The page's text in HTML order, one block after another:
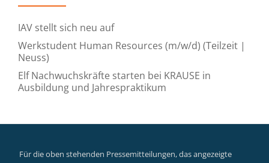
IAV stellt sich neu auf
Werkstudent Human Resources (m/w/d) (Teilzeit |
Neuss)
Elf Nachwuchskräfte starten bei KRAUSE in
Ausbildung und Jahrespraktikum
Für die oben stehenden Pressemitteilungen, das angezeigte